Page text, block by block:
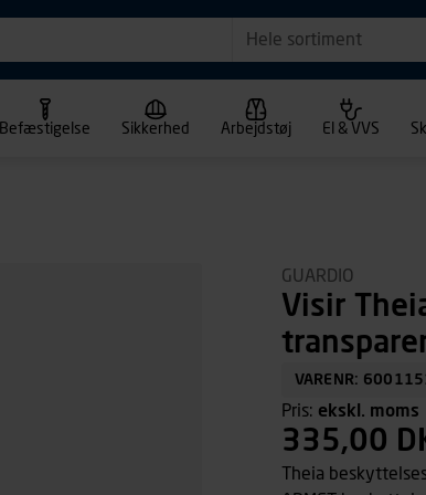
Hele sortiment
Befæstigelse Sikkerhed Arbejdstøj El & VVS
GUARDIO
Visir
VARENR:
Pris: ekskl. moms
335,00
Theia